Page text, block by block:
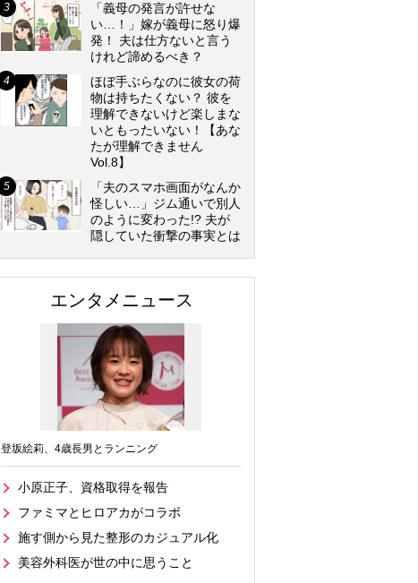
「義母の発言が許せな
い…！」嫁が義母に怒り爆
発！ 夫は仕方ないと言う
けれど諦めるべき？
ほぼ手ぶらなのに彼女の荷
物は持ちたくない？ 彼を
理解できないけど楽しまな
いともったいない！【あな
たが理解できません
Vol.8】
「夫のスマホ画面がなんか
怪しい…」ジム通いで別人
のように変わった!? 夫が
隠していた衝撃の事実とは
エンタメニュース
登坂絵莉、4歳長男とランニング
小原正子、資格取得を報告
ファミマとヒロアカがコラボ
施す側から見た整形のカジュアル化
美容外科医が世の中に思うこと